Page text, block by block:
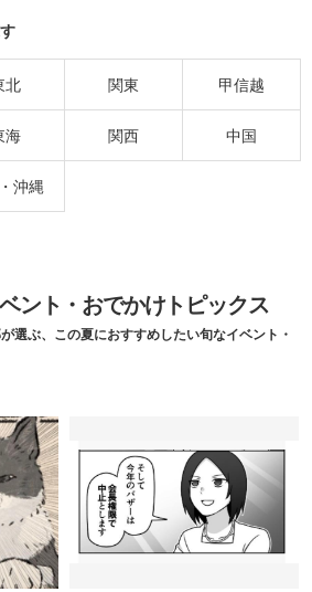
北 関東 甲信越
海 関西 中国
沖縄
ント・おでかけトピックス
選ぶ、この夏におすすめしたい旬なイベント・